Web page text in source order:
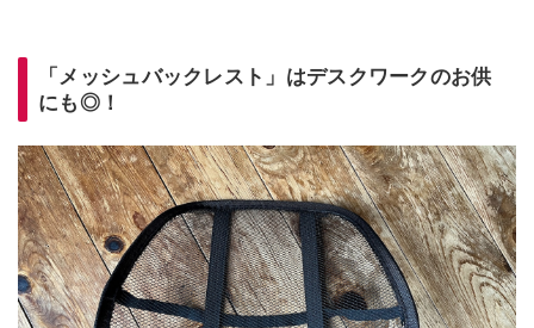
「メッシュバックレスト」はデスクワークのお供
にも◎！